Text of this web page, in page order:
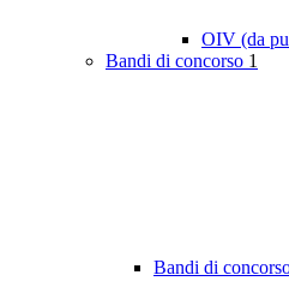
OIV (da
Bandi di concorso 1
Bandi di